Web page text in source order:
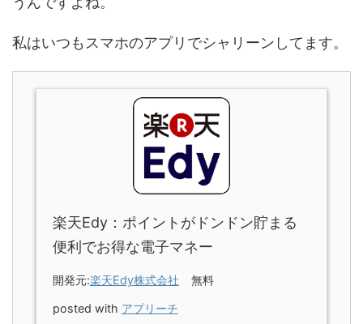
私はいつもスマホのアプリでシャリーンしてます。
楽天Edy：ポイントがドンドン貯まる
便利でお得な電子マネー
開発元:楽天Edy株式会社 無料
posted with アプリーチ